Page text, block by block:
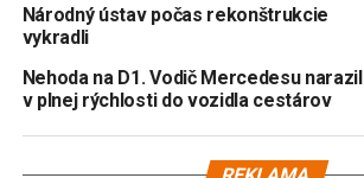
Národný ústav počas rekonštrukcie
vykradli
Nehoda na D1. Vodič Mercedesu narazil
v plnej rýchlosti do vozidla cestárov